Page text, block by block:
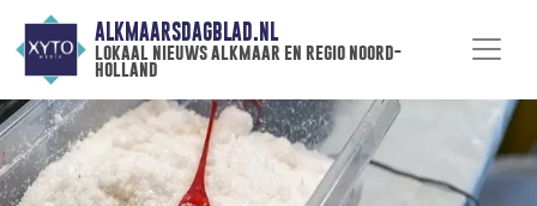
ALKMAARSDAGBLAD.NL
lokaal nieuws alkmaar en regio noord-
holland